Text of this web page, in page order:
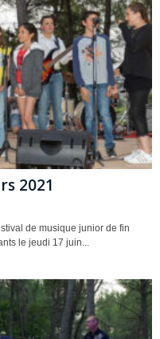
2021
de musique junior de fin
le jeudi 17 juin...